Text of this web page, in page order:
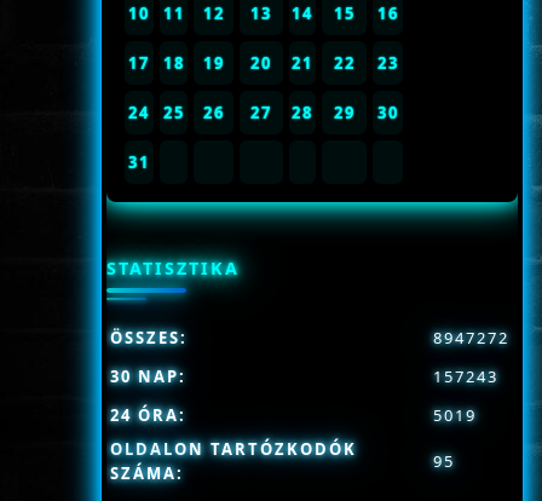
10 11 12 13 14 15 16
17 18 19 20 21 22 23
24 25 26 27 28 29 30
31
STATISZTIKA
OLDALON TARTÓZKODÓK
SZÁMA:
95
ÖSSZES:
8947272
30 NAP:
157243
24 ÓRA:
5019